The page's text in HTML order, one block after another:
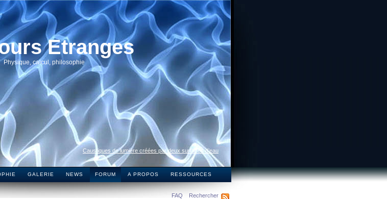
Etranges
Physique, calcul, philosophie
Caustiques de lumière créées par deux surfaces d’eau
GALERIE NEWS FORUM A PROPOS RESSOURCES
FAQ Rechercher